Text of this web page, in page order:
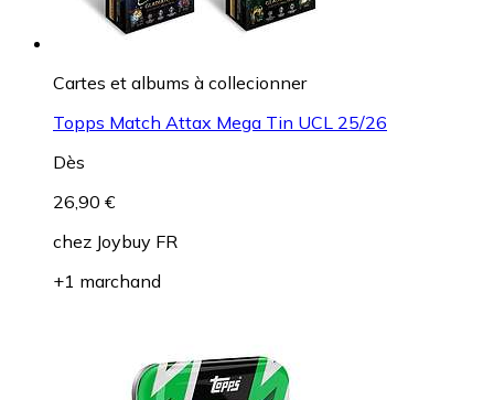
Cartes et albums à collecionner
Topps Match Attax Mega Tin UCL 25/26
Dès
26,90 €
chez Joybuy FR
+1 marchand